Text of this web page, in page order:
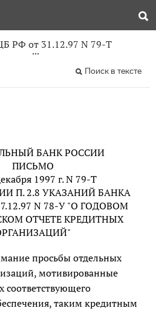
РФ от 31.12.97 N 79-Т
Поиск в тексте
БАНК РОССИИ
ПИСЬМО
1997 г. N 79-Т
П. 2.8 УКАЗАНИЙ БАНКА
N 78-У "О ГОДОВОМ
ОТЧЕТЕ КРЕДИТНЫХ
просьбы отдельных
мотивированные
соответствующего
таким кредитным